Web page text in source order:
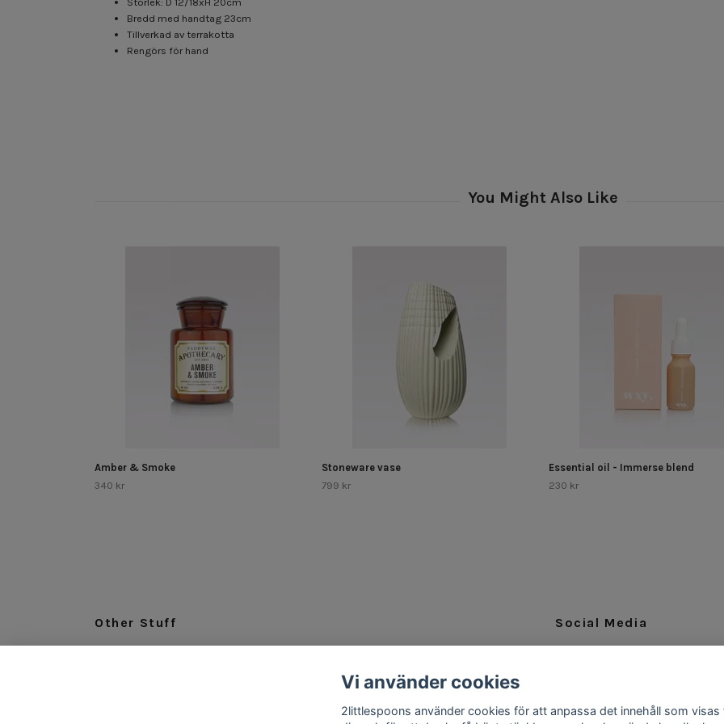
Bredd med handtag 23cm
Tillverkad av terrakotta
Rengörs för hand
Amber & Smoke
340 kr
Stoneware vase
799 kr
Essential oil - Immerse blend
230 kr
Other Stuff Social Media
Vi använder cookies
2littlespoons använder cookies för att anpassa det innehåll som visas